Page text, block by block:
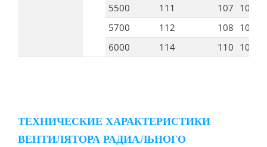
5500
111 107 104
5700
112 108 105
6000
114 110 107
ТЕХНИЧЕСКИЕ ХАРАКТЕРИСТИКИ
ВЕНТИЛЯТОРА РАДИАЛЬНОГО